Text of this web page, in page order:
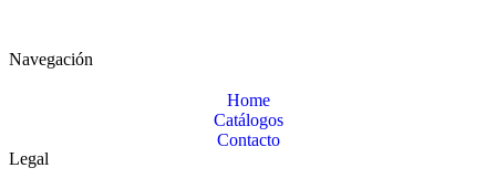
Navegación
Home
Catálogos
Contacto
Legal